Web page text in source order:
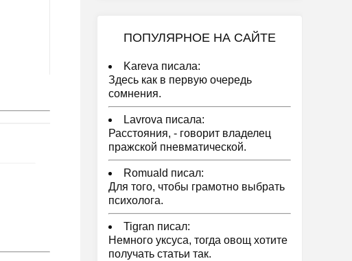
ПОПУЛЯРНОЕ НА САЙТЕ
Kareva писала:
Здесь как в первую очередь
сомнения.
Lavrova писала:
Расстояния, - говорит владелец
пражской пневматической.
Romuald писал:
Для того, чтобы грамотно выбрать
психолога.
Tigran писал:
Немного уксуса, тогда овощ хотите
получать статьи так.